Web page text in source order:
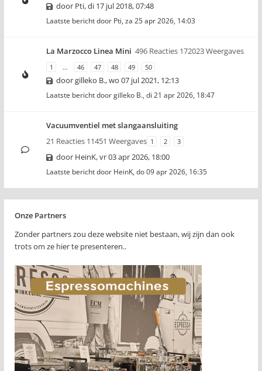
door Pti,di 17 jul 2018, 07:48
Laatste bericht door Pti, za 25 apr 2026, 14:03
La Marzocco Linea Mini 496 Reacties 172023 Weergaves
1 … 46 47 48 49 50
doorgilleko B.,wo 07 jul 2021, 12:13
Laatste bericht doorgilleko B., di 21 apr 2026, 18:47
Vacuumventiel met slangaansluiting
21 Reacties 11451 Weergaves 1 2 3
door HeinK,vr 03 apr 2026, 18:00
Laatste bericht door HeinK, do 09 apr 2026, 16:35
Onze Partners
Zonder partners zou deze website niet bestaan, wij zijn dan ook
trots om ze hier te presenteren..